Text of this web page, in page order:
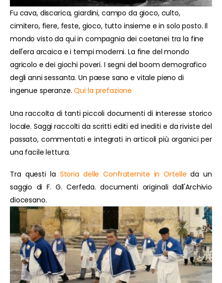
Fu cava, discarica, giardini, campo da gioco, culto,
cimitero, fiere, feste, gioco, tutto insieme e in solo posto. Il
mondo visto da qui in compagnia dei coetanei tra la fine
dell'era arcaica e i tempi moderni. La fine del mondo
agricolo e dei giochi poveri. I segni del boom demografico
degli anni sessanta. Un paese sano e vitale pieno di
ingenue speranze.Qui la prefazione
Una raccolta di tanti piccoli documenti di interesse storico
locale. Saggi raccolti da scritti editi ed inediti e da riviste del
passato, commentati e integrati in articoli più organici per
una facile lettura.
Tra questi la Storia delle Confraternite in Ortelle da un
saggio di F. G. Cerfeda. documenti originali dall'Archivio
diocesano.